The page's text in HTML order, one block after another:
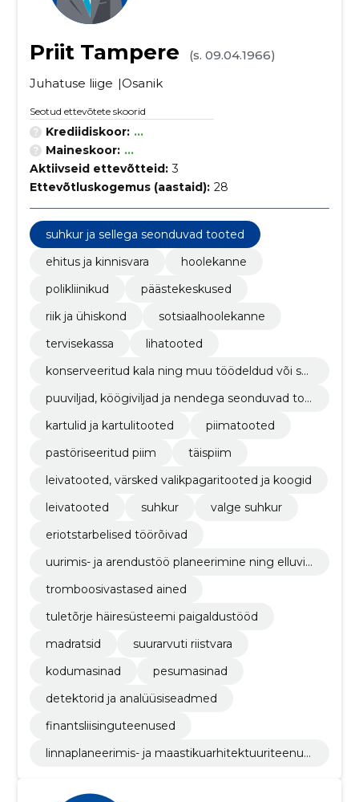
Priit Tampere
(s. 09.04.1966)
Juhatuse liige
Osanik
Seotud ettevõtete skoorid
Krediidiskoor: ...
Maineskoor: ...
Aktiivseid ettevõtteid: 3
Ettevõtluskogemus (aastaid): 28
suhkur ja sellega seonduvad tooted
ehitus ja kinnisvara
hoolekanne
polikliinikud
päästekeskused
riik ja ühiskond
sotsiaalhoolekanne
tervisekassa
lihatooted
konserveeritud kala ning muu töödeldud või säil
puuviljad, köögiviljad ja nendega seonduvad too
kartulid ja kartulitooted
piimatooted
pastöriseeritud piim
täispiim
leivatooted, värsked valikpagaritooted ja koogid
leivatooted
suhkur
valge suhkur
eriotstarbelised töörõivad
uurimis- ja arendustöö planeerimine ning elluvii
tromboosivastased ained
tuletõrje häiresüsteemi paigaldustööd
madratsid
suurarvuti riistvara
kodumasinad
pesumasinad
detektorid ja analüüsiseadmed
finantsliisinguteenused
linnaplaneerimis- ja maastikuarhitektuuriteenus